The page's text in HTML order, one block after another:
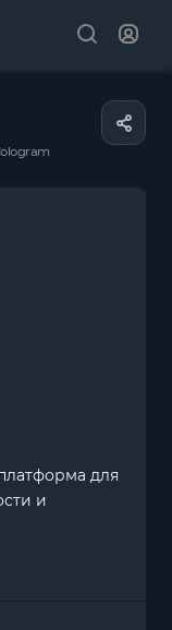
для
и